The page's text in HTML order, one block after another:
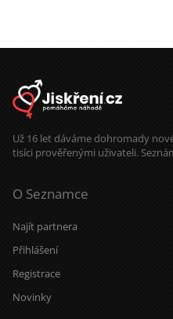
Už 16 let dáváme dohromady
tisíci prověřenými uživateli.
O Seznamce
Najít partnera
Přihlášení
Registrace
Novinky